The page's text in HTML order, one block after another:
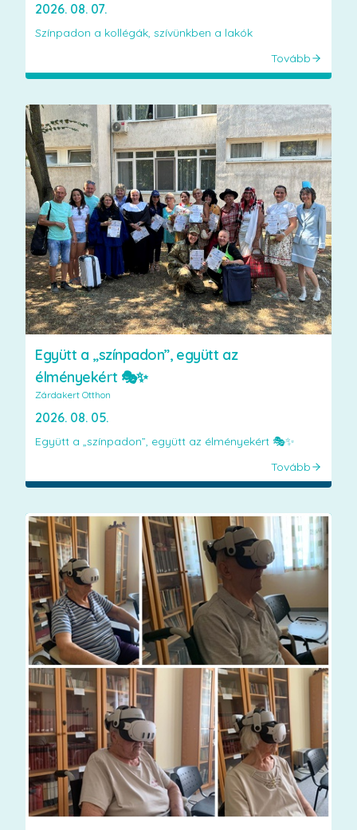
2026. 08. 07.
Színpadon a kollégák, szívünkben a lakók
Tovább
Együtt a „színpadon”, együtt az
élményekért 🎭✨
Zárdakert Otthon
2026. 08. 05.
Együtt a „színpadon”, együtt az élményekért 🎭✨
Tovább